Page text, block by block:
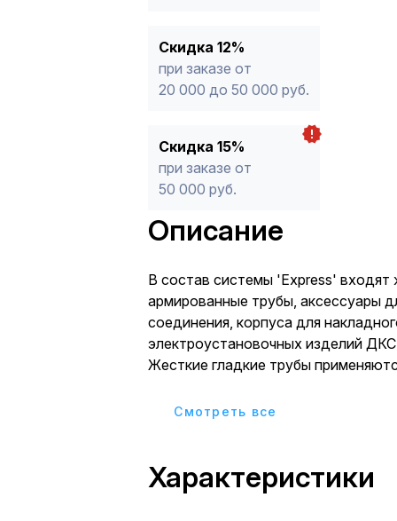
Скидка 12%
при заказе от
20 000 до 50 000 руб.
Скидка 15%
при заказе от
50 000 руб.
Описание
В состав системы 'Express' входят
армированные трубы, аксессуары
соединения, корпуса для
электроустановочных изделий
Жесткие гладкие трубы
выполненных шнурами, кабелями,
по количеству и конструкции
Ответвительные коробки серии
Cмотреть все
Характеристики